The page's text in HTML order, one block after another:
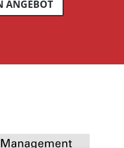
ANGEBOT